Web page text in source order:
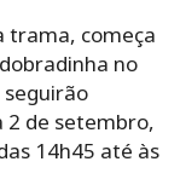
trama, começa
no
2 de setembro,
14h45 até às